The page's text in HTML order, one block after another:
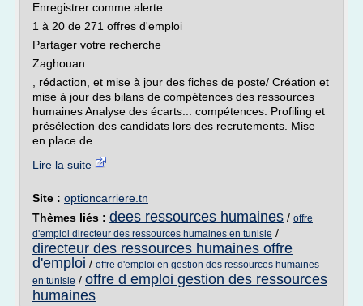
Enregistrer comme alerte
1 à 20 de 271 offres d'emploi
Partager votre recherche
Zaghouan
, rédaction, et mise à jour des fiches de poste/ Création et
mise à jour des bilans de compétences des ressources
humaines Analyse des écarts... compétences. Profiling et
présélection des candidats lors des recrutements. Mise
en place de...
Lire la suite
Site : optioncarriere.tn
Thèmes liés : dees ressources humaines / offre
d'emploi directeur des ressources humaines en tunisie /
directeur des ressources humaines offre
d'emploi / offre d'emploi en gestion des ressources humaines
en tunisie / offre d emploi gestion des ressources
humaines